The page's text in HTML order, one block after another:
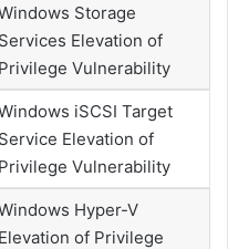
Storage
Services Elevation of
Privilege Vulnerability
iSCSI Target
Service Elevation of
Privilege Vulnerability
Hyper-V
Elevation of Privilege